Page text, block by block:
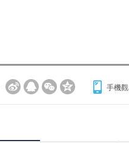
手機